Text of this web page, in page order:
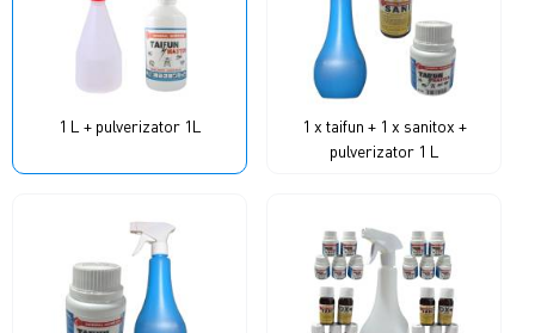
1 L + pulverizator 1L
1 x taifun + 1 x sanitox +
pulverizator 1 L